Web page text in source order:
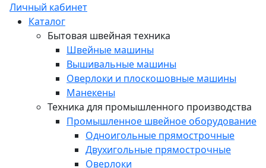
Личный кабинет
Каталог
Бытовая швейная техника
Швейные машины
Вышивальные машины
Оверлоки и плоскошовные машины
Манекены
Техника для промышленного производства
Промышленное швейное оборудование
Одноигольные прямострочные
Двухигольные прямострочные
Оверлоки